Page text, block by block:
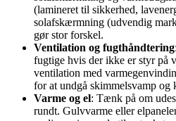
(lamineret til sikkerhed,
solafskærmning (udvendig
gør stor forskel.
Ventilation og fugthåndtering
fugtige hvis der ikke er styr på
ventilation med
for at undgå skimmelsvamp og
Varme og el: Tænk på om
rundt. Gulvvarme eller